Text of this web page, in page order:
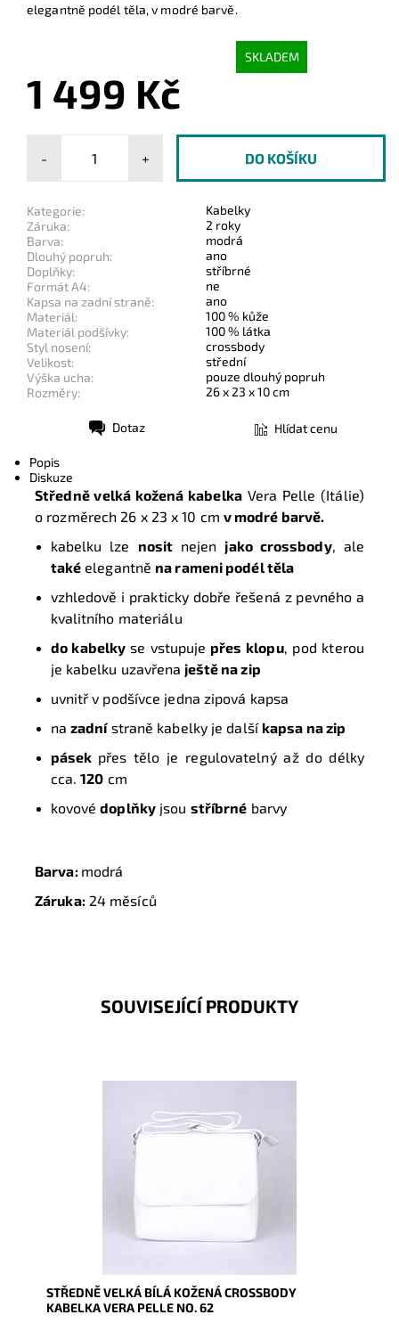
elegantně podél těla, v modré barvě.
SKLADEM
1 499 Kč
- +
Kategorie:
Kabelky
Záruka:
2 roky
Barva:
modrá
Dlouhý popruh:
ano
Doplňky:
stříbrné
Formát A4:
ne
Kapsa na zadní straně:
ano
Materiál:
100 % kůže
Materiál podšívky:
100 % látka
Styl nosení:
crossbody
Velikost:
střední
Výška ucha:
pouze dlouhý popruh
Rozměry:
26 x 23 x 10 cm
Dotaz Hlídat cenu
Popis
Diskuze
Středně velká kožená kabelkaVera Pelle (Itálie)
o rozměrech 26 x 23 x 10 cm v modré barvě.
kabelku lze nosit nejen jako crossbody, ale
také elegantně na rameni podél těla
vzhledově i prakticky dobře řešená z pevného a
kvalitního materiálu
do kabelky se vstupuje přes klopu, pod kterou
je kabelku uzavřena ještě na zip
uvnitř v podšívce jedna zipová kapsa
na zadnístraně kabelky je další kapsa na zip
pásek přes tělo je regulovatelný až do délky
cca.120 cm
kovovédoplňky jsou stříbrné barvy
Barva: modrá
Záruka:24 měsíců
SOUVISEJÍCÍ PRODUKTY
Středně velká kožená crossbody kabelka, kterou lze
nosit i elegantně podél těla, v bílé barvě.
Skladem
STŘEDNĚ VELKÁ BÍLÁ KOŽENÁ CROSSBODY
KABELKA VERA PELLE NO. 62